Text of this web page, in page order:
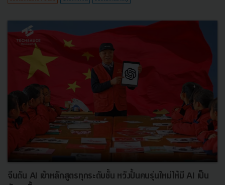
จีนดัน AI เข้าหลักสูตรทุกระดับชั้น หวังปั้นคนรุ่นใหม่ให้มี AI เป็น